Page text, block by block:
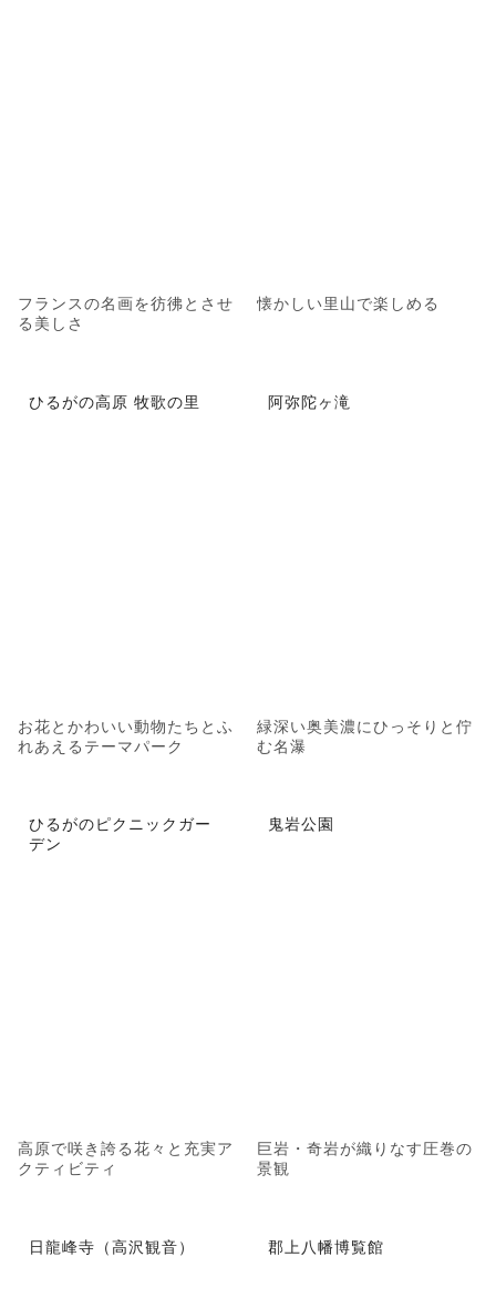
フランスの名画を彷彿とさせ
る美しさ
懐かしい里山で楽しめる
ひるがの高原 牧歌の里
お花とかわいい動物たちとふ
れあえるテーマパーク
阿弥陀ヶ滝
緑深い奥美濃にひっそりと佇
む名瀑
ひるがのピクニックガー
デン
高原で咲き誇る花々と充実ア
クティビティ
鬼岩公園
巨岩・奇岩が織りなす圧巻の
景観
日龍峰寺（高沢観音） 郡上八幡博覧館